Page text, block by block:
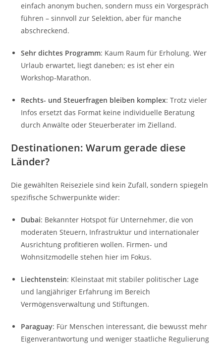
einfach anonym buchen, sondern muss ein Vorgespräch
führen – sinnvoll zur Selektion, aber für manche
abschreckend.
Sehr dichtes Programm: Kaum Raum für Erholung. Wer
Urlaub erwartet, liegt daneben; es ist eher ein
Workshop-Marathon.
Rechts- und Steuerfragen bleiben komplex: Trotz vieler
Infos ersetzt das Format keine individuelle Beratung
durch Anwälte oder Steuerberater im Zielland.
Destinationen: Warum gerade diese
Länder?
Die gewählten Reiseziele sind kein Zufall, sondern spiegeln
spezifische Schwerpunkte wider:
Dubai: Bekannter Hotspot für Unternehmer, die von
moderaten Steuern, Infrastruktur und internationaler
Ausrichtung profitieren wollen. Firmen- und
Wohnsitzmodelle stehen hier im Fokus.
Liechtenstein: Kleinstaat mit stabiler politischer Lage
und langjähriger Erfahrung im Bereich
Vermögensverwaltung und Stiftungen.
Paraguay: Für Menschen interessant, die bewusst mehr
Eigenverantwortung und weniger staatliche Regulierung